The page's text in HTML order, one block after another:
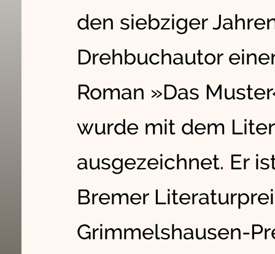
den siebziger
Drehbuchautor
Roman »Das
wurde mit dem
ausgezeichnet. Er
Bremer
Grimmelshausen-